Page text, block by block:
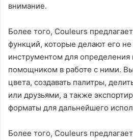
внимание.
Более того, Couleurs
функций, которые делают его
инструментом для
помощником в работе с ними.
цвета, создавать палитры,
или друзьями, а также
форматы для дальнейшего
Более того, Couleurs